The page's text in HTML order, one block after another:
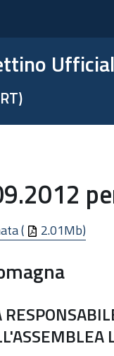
( 2.01Mb)